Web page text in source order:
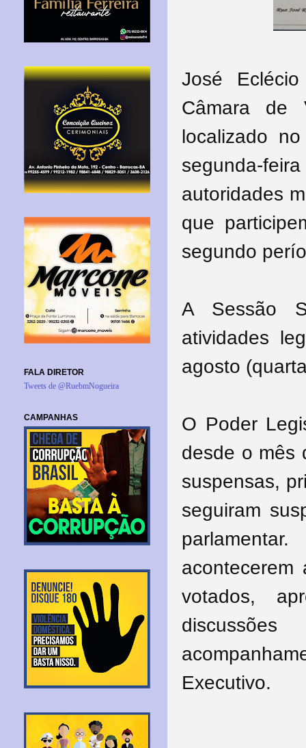
José
Câmara de
localizado
segunda-
autoridades
que
segundo
A Sessão
atividades
agosto
O Poder
desde o mês
suspensas,
seguiram
votados,
Executivo.
FALA DIRETOR
Tweets de @RuebmNogueira
CAMPANHAS